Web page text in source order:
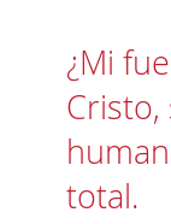
¿Mi
total.